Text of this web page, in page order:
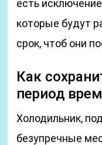
есть
которые будут
срок, чтоб они
Как
период
Холодильник,
безупречные